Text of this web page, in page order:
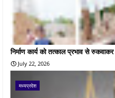
निर्माण कार्य को तत्काल प्रभाव से
July 22, 2026
मध्यप्रदेश